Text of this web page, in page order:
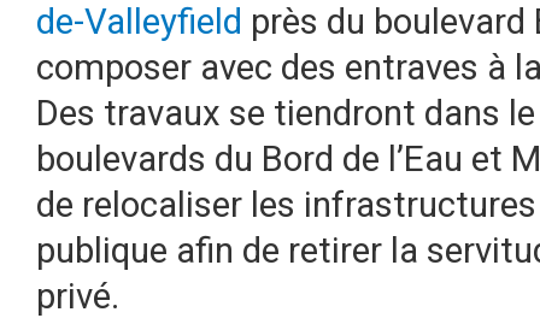
de-Valleyfield près du boulevard
composer avec des entraves à
Des travaux se tiendront dans
boulevards du Bord de l’Eau et
de relocaliser les
publique afin de retirer la
privé.